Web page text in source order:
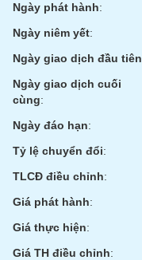
Ngày phát hành:
Ngày niêm yết:
Ngày giao dịch đầu tiên
Ngày giao dịch cuối
cùng:
Ngày đáo hạn:
Tỷ lệ chuyển đổi:
TLCĐ điều chỉnh:
Giá phát hành:
Giá thực hiện:
Giá TH điều chỉnh:
đầu
tư
Truyền
thông
chính
Dữ
liệu